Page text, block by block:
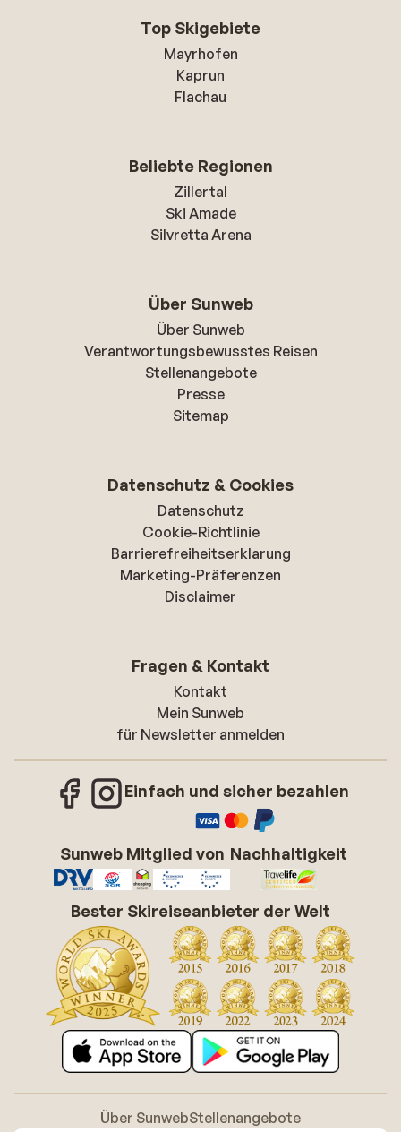
Top Skigebiete
Mayrhofen
Kaprun
Flachau
Beliebte Regionen
Zillertal
Ski Amade
Silvretta Arena
Über Sunweb
Über Sunweb
Verantwortungsbewusstes Reisen
Stellenangebote
Presse
Sitemap
Datenschutz & Cookies
Datenschutz
Cookie-Richtlinie
Barrierefreiheitserklarung
Marketing-Präferenzen
Disclaimer
Fragen & Kontakt
Kontakt
Mein Sunweb
für Newsletter anmelden
Einfach und sicher bezahlen
Sunweb Mitglied von Nachhaltigkeit
Bester Skireiseanbieter der Welt
Über SunwebStellenangebote